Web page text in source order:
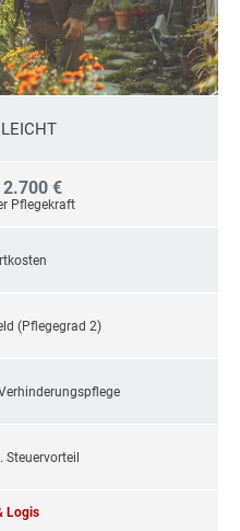
LEICHT
€
Pflegekraft
(Pflegegrad 2)
Steuervorteil
Logis